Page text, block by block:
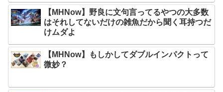
【MHNow】野良に文句言ってるやつの大多数
はそれしてないだけの雑魚だから聞く耳持つだ
けムダよ
【MHNow】もしかしてダブルインパクトって
微妙？